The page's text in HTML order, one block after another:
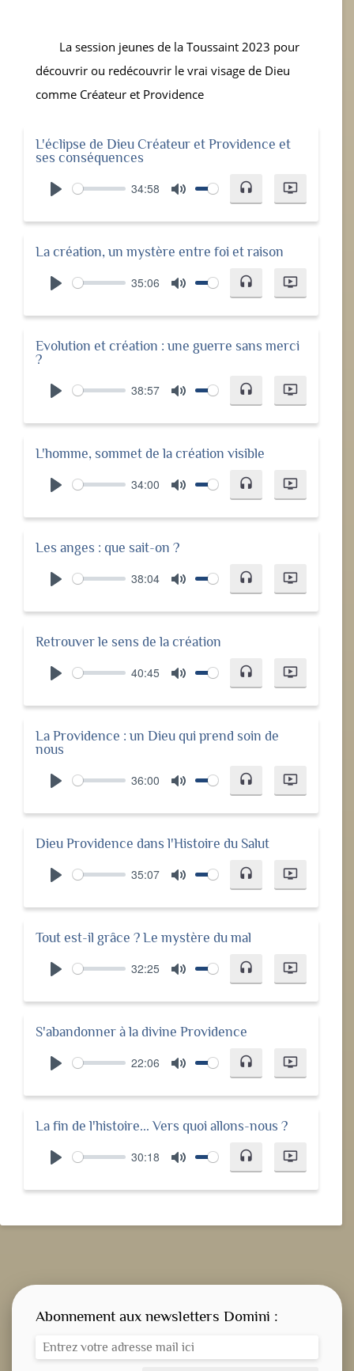
La session jeunes de la Toussaint 2023 pour
découvrir ou redécouvrir le vrai visage de Dieu
comme Créateur et Providence
L'éclipse de Dieu Créateur et Providence et
ses conséquences
34:58 headset ondemand_video
La création, un mystère entre foi et raison
35:06 headset ondemand_video
Evolution et création : une guerre sans merci
?
38:57 headset ondemand_video
L'homme, sommet de la création visible
34:00 headset ondemand_video
Les anges : que sait-on ?
38:04 headset ondemand_video
Retrouver le sens de la création
40:45 headset ondemand_video
La Providence : un Dieu qui prend soin de
nous
36:00 headset ondemand_video
Dieu Providence dans l'Histoire du Salut
35:07 headset ondemand_video
Tout est-il grâce ? Le mystère du mal
32:25 headset ondemand_video
S'abandonner à la divine Providence
22:06 headset ondemand_video
La fin de l'histoire... Vers quoi allons-nous ?
30:18 headset ondemand_video
Abonnement aux newsletters Domini :